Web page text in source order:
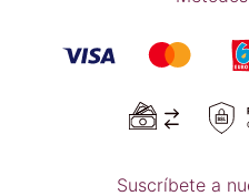
Suscríbete a